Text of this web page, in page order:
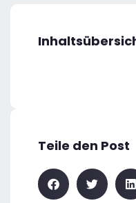
Teile den Post